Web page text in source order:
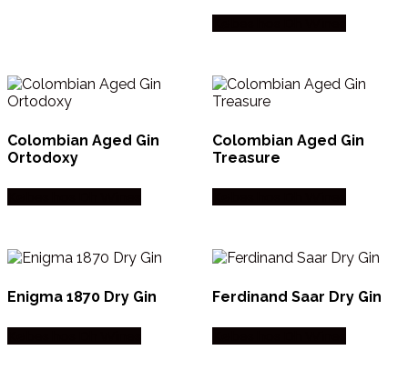
Colombian Aged Gin
Ortodoxy
Colombian Aged Gin
Treasure
Enigma 1870 Dry Gin Ferdinand Saar Dry Gin